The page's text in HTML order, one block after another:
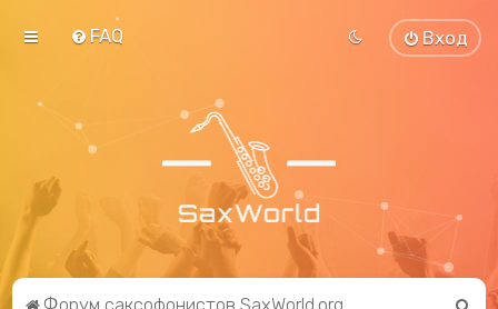
FAQ Вход
Форум саксофонистов SaxWorld.org